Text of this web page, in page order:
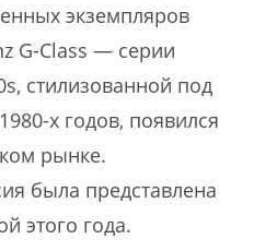
экземпляров
G-Class — серии
стилизованной под
х годов, появился
рынке.
была представлена
этого года.